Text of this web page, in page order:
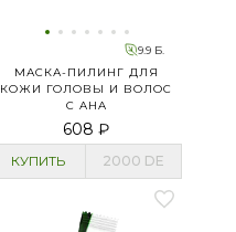
9.9 Б.
МАСКА-ПИЛИНГ ДЛЯ
КОЖИ ГОЛОВЫ И ВОЛОС
С AHA
608 ₽
КУПИТЬ 2000 DE